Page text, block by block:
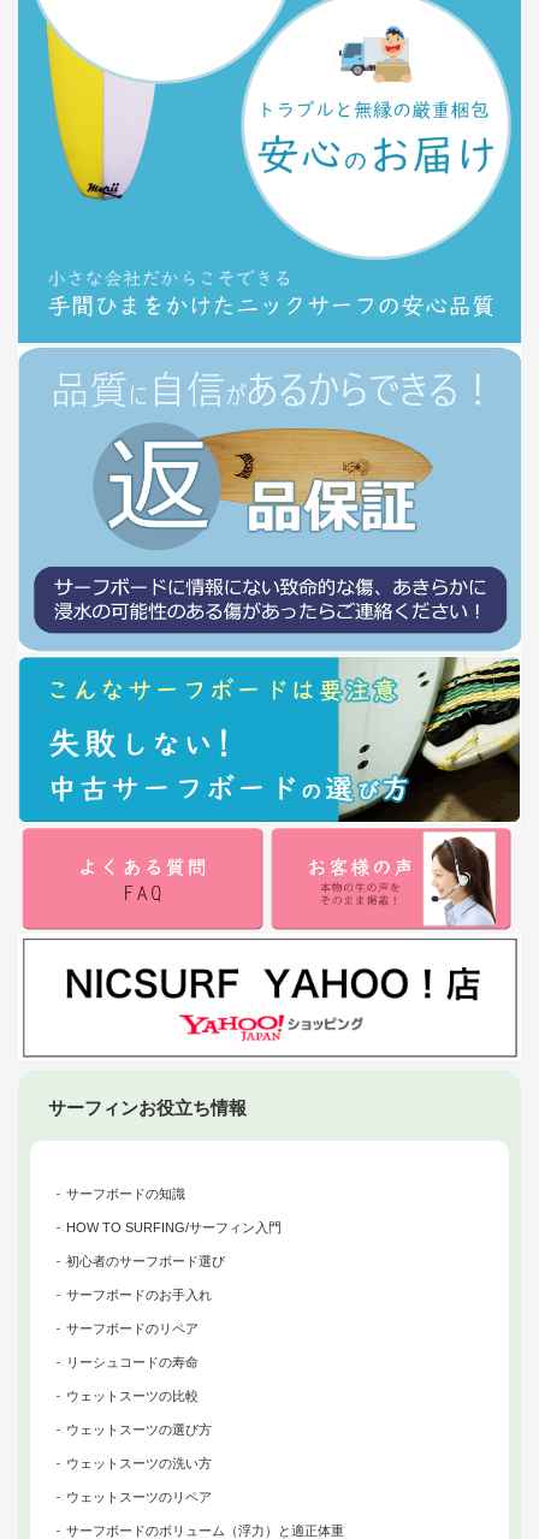
サーフィンお役立ち情報
サーフボードの知識
HOW TO SURFING/サーフィン入門
初心者のサーフボード選び
サーフボードのお手入れ
サーフボードのリペア
リーシュコードの寿命
ウェットスーツの比較
ウェットスーツの選び方
ウェットスーツの洗い方
ウェットスーツのリペア
サーフボードのボリューム（浮力）と適正体重